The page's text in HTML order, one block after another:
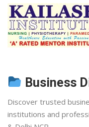
Business
Discover trusted
institutions and